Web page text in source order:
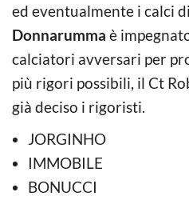
ed eventualmente i calci
Donnarumma è
calciatori avversari per
più rigori possibili, il Ct
già deciso i rigoristi.
JORGINHO
IMMOBILE
BONUCCI